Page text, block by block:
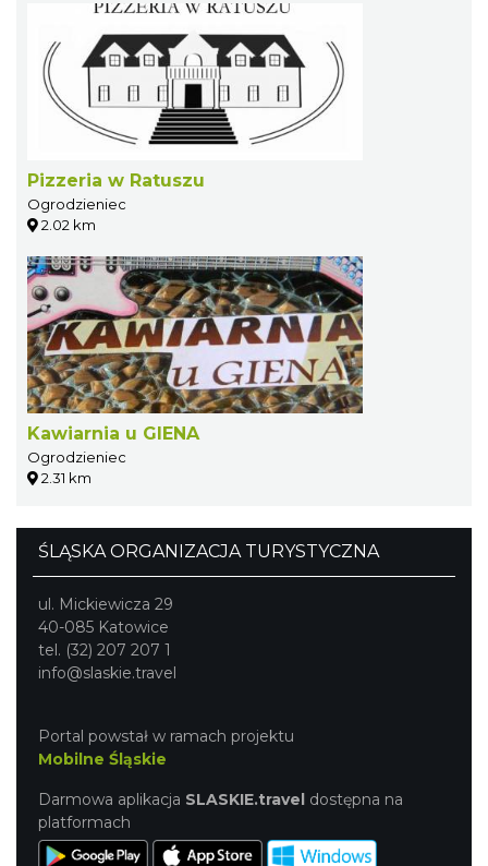
Pizzeria w Ratuszu
Ogrodzieniec
2.02 km
Kawiarnia u GIENA
Ogrodzieniec
2.31 km
ŚLĄSKA ORGANIZACJA TURYSTYCZNA
ul. Mickiewicza 29
40-085 Katowice
tel. (32) 207 207 1
info@slaskie.travel
Portal powstał w ramach projektu
Mobilne Śląskie
Darmowa aplikacja SLASKIE.travel dostępna na
platformach